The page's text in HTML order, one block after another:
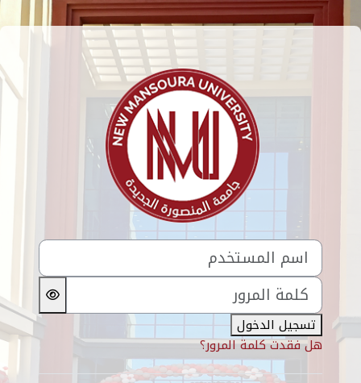
تخطى إلى المحتوى الرئيسي
الدخول إلى New Mansoura University LMS
اسم المستخدم
كلمة المرور
تسجيل الدخول
هل فقدت كلمة المرور؟